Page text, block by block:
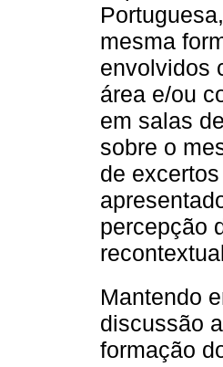
mesma
envolvidos
área e/ou
em salas
sobre o
de
percepção
Mantendo
discussão
formação